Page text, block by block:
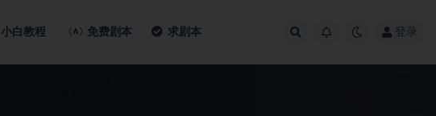
小白教程 免费剧本 求剧本 登录